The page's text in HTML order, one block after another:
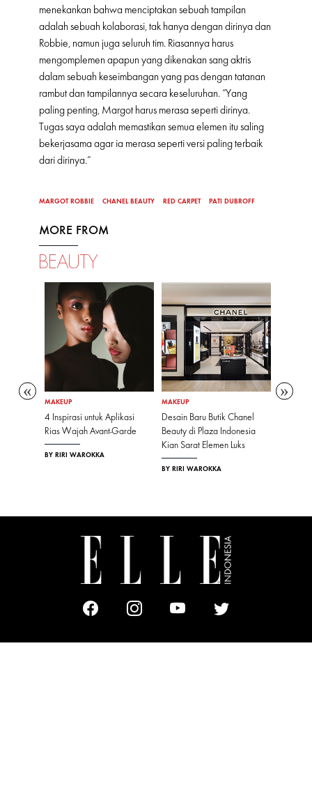
menekankan bahwa menciptakan sebuah tampilan
adalah sebuah kolaborasi, tak hanya dengan dirinya dan
Robbie, namun juga seluruh tim. Riasannya harus
mengomplemen apapun yang dikenakan sang aktris
dalam sebuah keseimbangan yang pas dengan tatanan
rambut dan tampilannya secara keseluruhan. “Yang
paling penting, Margot harus merasa seperti dirinya.
Tugas saya adalah memastikan semua elemen itu saling
bekerjasama agar ia merasa seperti versi paling terbaik
dari dirinya.”
MARGOT ROBBIE CHANEL BEAUTY RED CARPET PATI DUBROFF
MORE FROM
BEAUTY
MAKEUP
4 Inspirasi untuk Aplikasi
Rias Wajah Avant-Garde
BY RIRI WAROKKA
MAKEUP
Desain Baru Butik Chanel
Beauty di Plaza Indonesia
Kian Sarat Elemen Luks
BY RIRI WAROKKA
MAKEUP